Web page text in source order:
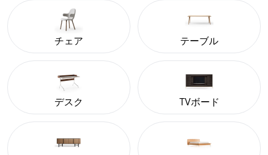
チェア テーブル
デスク TVボード